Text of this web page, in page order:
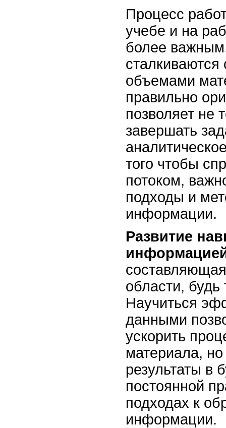
Процесс
учебе и на
более
объемами
правильно
позволяет не
завершать
того чтобы
потоком,
подходы и
информации.
Развитие
области, будь
Научиться
данными
ускорить
материала,
результаты в
постоянной
подходах к
информации.